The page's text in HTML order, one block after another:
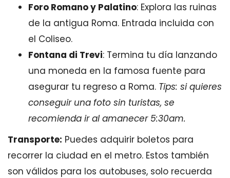
Foro Romano y Palatino: Explora las ruinas
de la antigua Roma. Entrada incluida con
el Coliseo.
Fontana di Trevi: Termina tu día lanzando
una moneda en la famosa fuente para
asegurar tu regreso a Roma. Tips: si quieres
conseguir una foto sin turistas, se
recomienda ir al amanecer 5:30am.
Transporte: Puedes adquirir boletos para
recorrer la ciudad en el metro. Estos también
son válidos para los autobuses, solo recuerda